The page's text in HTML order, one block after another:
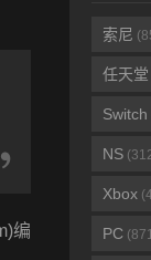
编
索尼
任天堂
Switch
NS
Xbox
PC